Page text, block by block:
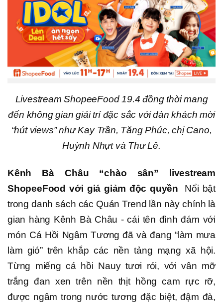
Livestream ShopeeFood 19.4 đồng thời mang
đến không gian giải trí đặc sắc với dàn khách mời
“hút views” như Kay Trần, Tăng Phúc, chị Cano,
Huỳnh Nhựt và Thư Lê.
Kênh Bà Châu “chào sân” livestream
ShopeeFood với giá giảm độc quyền Nổi bật
trong danh sách các Quán Trend lần này chính là
gian hàng Kênh Bà Châu - cái tên đình đám với
món Cá Hồi Ngâm Tương đã và đang “làm mưa
làm gió” trên khắp các nền tảng mạng xã hội.
Từng miếng cá hồi Nauy tươi rói, với vân mỡ
trắng đan xen trên nền thịt hồng cam rực rỡ,
được ngâm trong nước tương đặc biệt, đậm đà,